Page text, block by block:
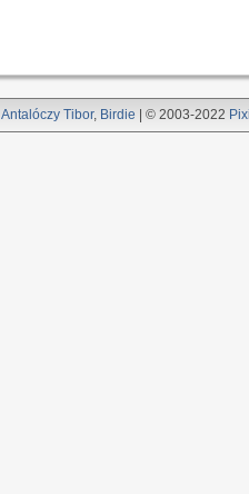
Antalóczy Tibor, Birdie | © 2003-2022